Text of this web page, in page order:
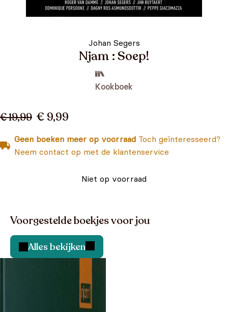
Johan Segers
Njam : Soep!
Kookboek
€ 19,99 € 9,99
Geen boeken meer op voorraad Toch geïnteresseerd?
Neem contact op met de klantenservice
Niet op voorraad
Voorgestelde boekjes voor jou
Alles bekijken